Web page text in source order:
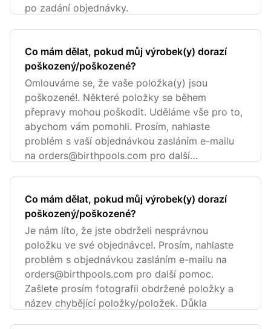
po zadání objednávky.
Co mám dělat, pokud můj výrobek(y) dorazí
poškozený/poškozené?
Omlouváme se, že vaše položka(y) jsou
poškozené!. Některé položky se během
přepravy mohou poškodit. Uděláme vše pro to,
abychom vám pomohli. Prosím, nahlaste
problém s vaší objednávkou zasláním e-mailu
na orders@birthpools.com pro další
Co mám dělat, pokud můj výrobek(y) dorazí
poškozený/poškozené?
Je nám líto, že jste obdrželi nesprávnou
položku ve své objednávce!. Prosím, nahlaste
problém s objednávkou zasláním e-mailu na
orders@birthpools.com pro další pomoc.
Zašlete prosím fotografii obdržené položky a
název chybějící položky/položek. Důkla